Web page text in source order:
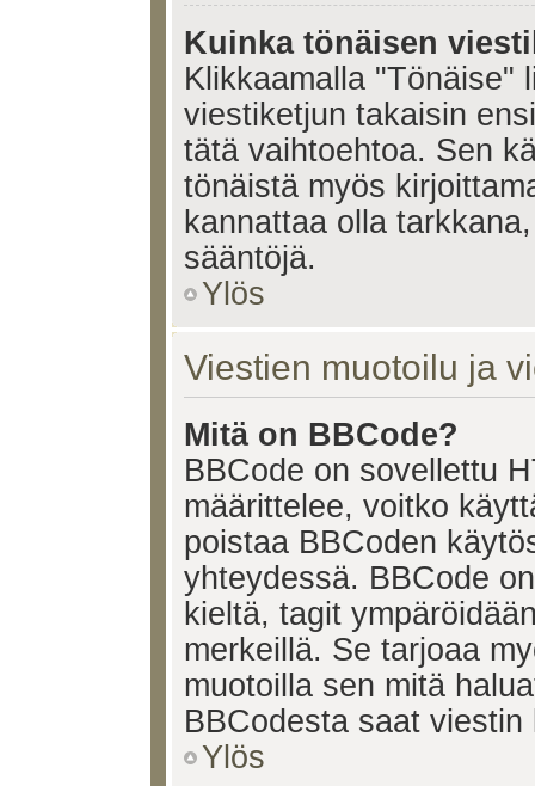
Kuinka tönäisen
Klikkaamalla "Tönäise"
viestiketjun takaisin
tätä vaihtoehtoa. Sen
tönäistä myös
kannattaa olla
sääntöjä.
Ylös
Viestien muotoilu ja
Mitä on BBCode?
BBCode on sovellettu
määrittelee, voitko
poistaa BBCoden
yhteydessä. BBCode
kieltä, tagit
merkeillä. Se tarjoaa
muotoilla sen mitä
BBCodesta saat
Ylös